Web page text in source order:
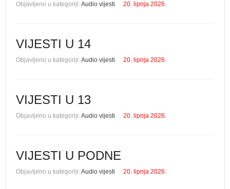
Objavljeno u kategoriji:Audio vijesti 20. lipnja 2026.
VIJESTI U 14
Objavljeno u kategoriji:Audio vijesti 20. lipnja 2026.
VIJESTI U 13
Objavljeno u kategoriji:Audio vijesti 20. lipnja 2026.
VIJESTI U PODNE
Objavljeno u kategoriji:Audio vijesti 20. lipnja 2026.